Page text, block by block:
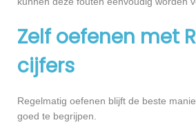
Zelf oefenen met
cijfers
Regelmatig oefenen blijft de beste
goed te begrijpen.